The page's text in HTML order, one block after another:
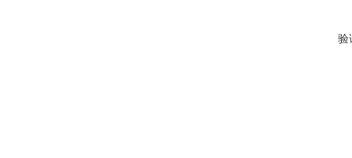
验